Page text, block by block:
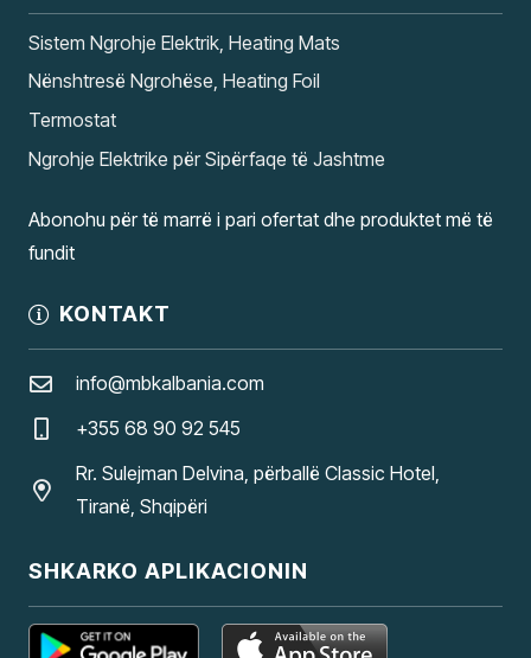
Sistem Ngrohje Elektrik, Heating Mats
Nënshtresë Ngrohëse, Heating Foil
Termostat
Ngrohje Elektrike për Sipërfaqe të Jashtme
Abonohu për të marrë i pari ofertat dhe produktet më të
fundit
KONTAKT
info@mbkalbania.com
+355 68 90 92 545
Rr. Sulejman Delvina, përballë Classic Hotel,
Tiranë, Shqipëri
SHKARKO APLIKACIONIN